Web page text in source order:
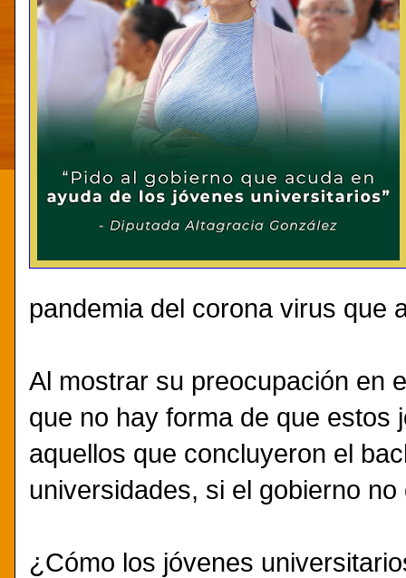
pandemia del corona virus que
Al mostrar su preocupación en
que no hay forma de que estos
aquellos que concluyeron el
universidades, si el gobierno
¿Cómo los jóvenes